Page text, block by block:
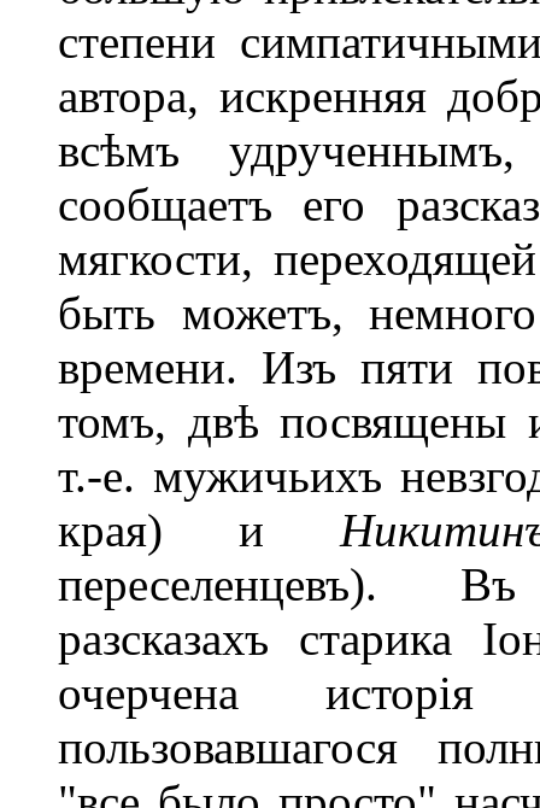
степени
автора, искренняя
всѣмъ
сообщаетъ его
мягкости,
быть можетъ,
времени. Изъ пяти
томъ, двѣ посвящены
т.-е. мужичьихъ
края) и
переселенцевъ).
разсказахъ старика
очерчена
пользовавшагося